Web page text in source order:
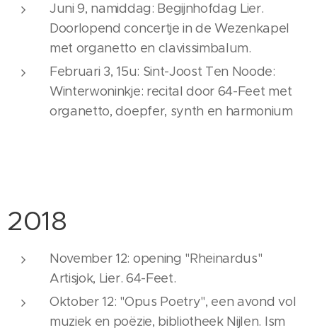
Juni 9, namiddag: Begijnhofdag Lier.
Doorlopend concertje in de Wezenkapel
met organetto en clavissimbalum.
Februari 3, 15u: Sint-Joost Ten Noode:
Winterwoninkje: recital door 64-Feet met
organetto, doepfer, synth en harmonium
2018
November 12: opening "Rheinardus"
Artisjok, Lier. 64-Feet.
Oktober 12: "Opus Poetry", een avond vol
muziek en poëzie, bibliotheek Nijlen. Ism